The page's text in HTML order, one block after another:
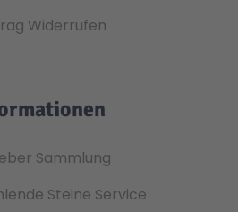
Widerrufen
Sammlung
Steine Service